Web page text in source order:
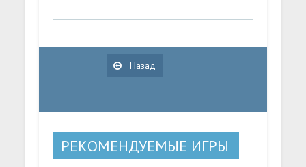
Назад
РЕКОМЕНДУЕМЫЕ ИГРЫ